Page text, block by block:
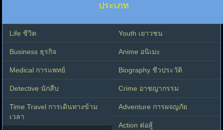
ประเภท
Life ชีวิต Youth เยาวชน
Business ธุรกิจ Anime อนิเมะ
Medical การแพทย์ Biography ชีวประวัติ
Detective นักสืบ Crime อาชญากรรม
Time Travel การเดินทางข้าม
เวลา
Adventure การผจญภัย
Action ต่อสู้